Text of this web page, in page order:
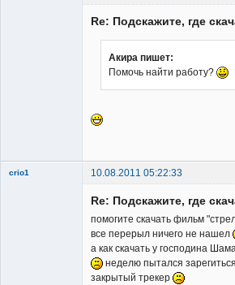
Re: Подскажите, где
Акира пишет:
Помочь найти работу?
crio1
10.08.2011 05:22:33
Re: Подскажите, где
помогите скачать фильм
все перерыл ничего не нашел
а как скачать у господина
неделю пытался
закрытый трекер